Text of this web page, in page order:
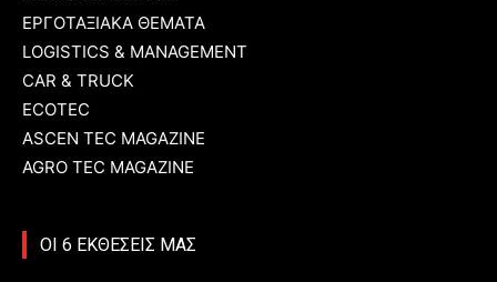
ΕΡΓΟΤΑΞΙΑΚΑ ΘΕΜΑΤΑ
LOGISTICS & MANAGEMENT
CAR & TRUCK
ECOTEC
ASCEN TEC MAGAZINE
AGRO TEC MAGAZINE
ΟΙ 6 ΕΚΘΕΣΕΙΣ ΜΑΣ